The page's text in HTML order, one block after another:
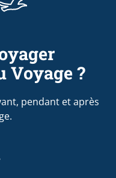
Voyage ?
pendant et après